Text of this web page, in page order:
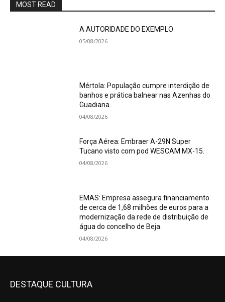
MOST READ
A AUTORIDADE DO EXEMPLO
05/08/2026
Mértola: População cumpre interdição de
banhos e prática balnear nas Azenhas do
Guadiana.
04/08/2026
Força Aérea: Embraer A-29N Super
Tucano visto com pod WESCAM MX-15.
04/08/2026
EMAS: Empresa assegura financiamento
de cerca de 1,68 milhões de euros para a
modernização da rede de distribuição de
água do concelho de Beja.
04/08/2026
DESTAQUE CULTURA